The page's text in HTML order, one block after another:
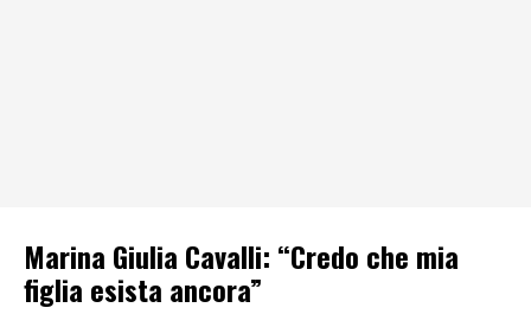
Marina Giulia Cavalli: “Credo che mia
figlia esista ancora”